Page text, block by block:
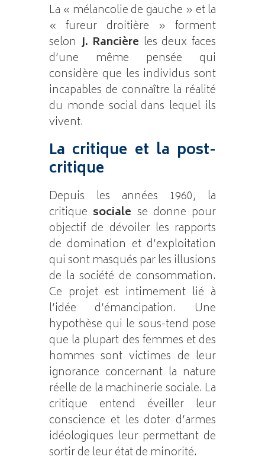
La « mélancolie de gauche » et la
« fureur droitière » forment
selon J. Rancière les deux faces
d’une même pensée qui
considère que les individus sont
incapables de connaître la réalité
du monde social dans lequel ils
vivent.
La critique et la post-
critique
Depuis les années 1960, la
critique sociale se donne pour
objectif de dévoiler les rapports
de domination et d’exploitation
qui sont masqués par les illusions
de la société de consommation.
Ce projet est intimement lié à
l’idée d’émancipation. Une
hypothèse qui le sous-tend pose
que la plupart des femmes et des
hommes sont victimes de leur
ignorance concernant la nature
réelle de la machinerie sociale. La
critique entend éveiller leur
conscience et les doter d’armes
idéologiques leur permettant de
sortir de leur état de minorité.